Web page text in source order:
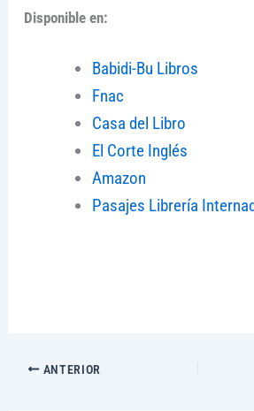
Disponible en:
Babidi-Bu Libros
Fnac
Casa del Libro
El Corte Inglés
Amazon
Pasajes Librería
ANTERIOR